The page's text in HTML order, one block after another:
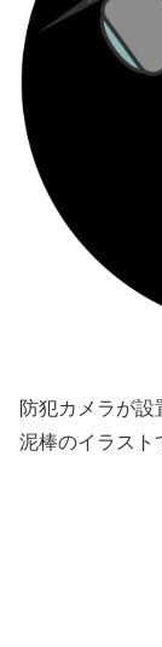
防犯カメラが
泥棒のイラスト